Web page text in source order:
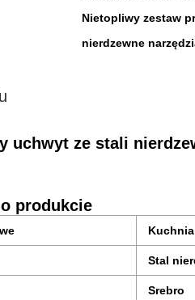
Nietopliwy zestaw
nierdzewne
uchwyt ze stali
produkcie
Stal
Srebro